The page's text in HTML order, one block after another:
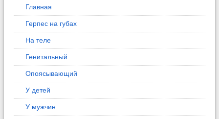
Главная
Герпес на губах
На теле
Генитальный
Опоясывающий
У детей
У мужчин